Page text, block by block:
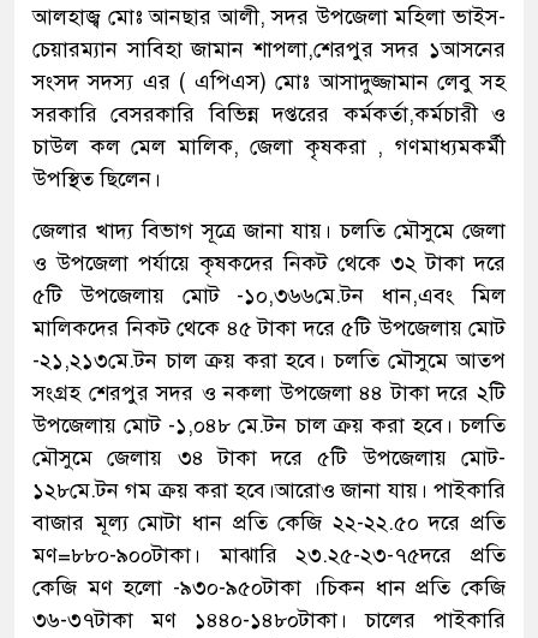
আলহাজ্ব মোঃ আনছার আলী, সদর উপজেলা মহিলা ভাইস-
চেয়ারম্যান সাবিহা জামান শাপলা,শেরপুর সদর ১আসনের
সংসদ সদস্য এর ( এপিএস) মোঃ আসাদুজ্জামান লেবু সহ
সরকারি বেসরকারি বিভিন্ন দপ্তরের কর্মকর্তা,কর্মচারী ও
চাউল কল মেল মালিক, জেলা কৃষকরা , গণমাধ্যমকর্মী
উপস্থিত ছিলেন।
জেলার খাদ্য বিভাগ সূত্রে জানা যায়। চলতি মৌসুমে জেলা
ও উপজেলা পর্যায়ে কৃষকদের নিকট থেকে ৩২ টাকা দরে
৫টি উপজেলায় মোট -১০,৩৬৬মে.টন ধান,এবং মিল
মালিকদের নিকট থেকে ৪৫ টাকা দরে ৫টি উপজেলায় মোট
-২১,২১৩মে.টন চাল ক্রয় করা হবে। চলতি মৌসুমে আতপ
সংগ্রহ শেরপুর সদর ও নকলা উপজেলা ৪৪ টাকা দরে ২টি
উপজেলায় মোট -১,০৪৮ মে.টন চাল ক্রয় করা হবে। চলতি
মৌসুমে জেলায় ৩৪ টাকা দরে ৫টি উপজেলায় মোট-
১২৮মে.টন গম ক্রয় করা হবে।আরোও জানা যায়। পাইকারি
বাজার মূল্য মোটা ধান প্রতি কেজি ২২-২২.৫০ দরে প্রতি
মণ=৮৮০-৯০০টাকা। মাঝারি ২৩.২৫-২৩-৭৫দরে প্রতি
কেজি মণ হলো -৯৩০-৯৫০টাকা ।চিকন ধান প্রতি কেজি
৩৬-৩৭টাকা মণ ১৪৪০-১৪৮০টাকা। চালের পাইকারি